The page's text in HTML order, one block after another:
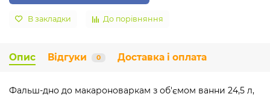
В закладки До порівняння
Опис Відгуки 0 Доставка і оплата
Фальш-дно до макароноваркам з об'ємом ванни 24,5 л,